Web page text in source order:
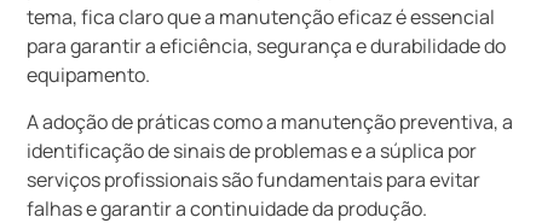
tema, fica claro que a manutenção eficaz é essencial
para garantir a eficiência, segurança e durabilidade do
equipamento.
A adoção de práticas como a manutenção preventiva, a
identificação de sinais de problemas e a súplica por
serviços profissionais são fundamentais para evitar
falhas e garantir a continuidade da produção.